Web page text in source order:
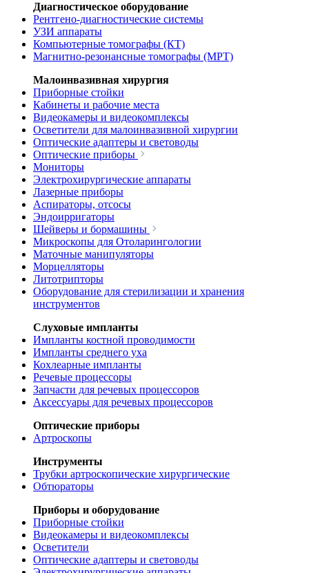
Диагностическое оборудование
Рентгено-диагностические системы
УЗИ аппараты
Компьютерные томографы (КТ)
Магнитно-резонансные томографы (МРТ)
Малоинвазивная хирургия
Приборные стойки
Кабинеты и рабочие места
Видеокамеры и видеокомплексы
Осветители для малоинвазивной хирургии
Оптические адаптеры и световоды
Оптические приборы
Мониторы
Электрохирургические аппараты
Лазерные приборы
Аспираторы, отсосы
Эндоирригаторы
Шейверы и бормашины
Микроскопы для Отоларингологии
Маточные манипуляторы
Морцелляторы
Литотрипторы
Оборудование для стерилизации и хранения
инструментов
Слуховые импланты
Импланты костной проводимости
Импланты среднего уха
Кохлеарные импланты
Речевые процессоры
Запчасти для речевых процессоров
Аксессуары для речевых процессоров
Оптические приборы
Артроскопы
Инструменты
Трубки артроскопические хирургические
Обтюраторы
Приборы и оборудование
Приборные стойки
Видеокамеры и видеокомплексы
Осветители
Оптические адаптеры и световоды